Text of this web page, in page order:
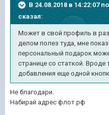
В 24.08.2018 в 14:22:07
сказал:
Может в свой профиль в
делом полез туда, мне
персональный подарок
странице со статкой.
добавления еще одной
Не благодари.
Набирай адрес флот.рф